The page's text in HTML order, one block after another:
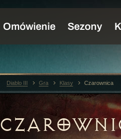
Diablo III Gra Klasy Czarownica